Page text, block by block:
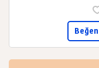
Beğen